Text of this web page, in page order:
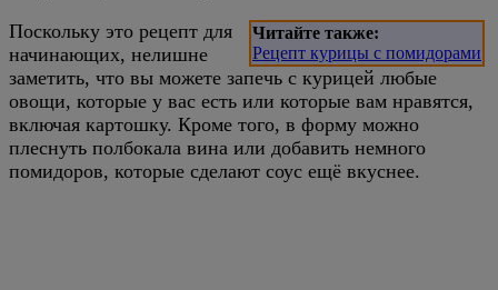
Читайте также:
Рецепт курицы с помидорами
Поскольку это рецепт для
начинающих, нелишне
заметить, что вы можете запечь с курицей любые
овощи, которые у вас есть или которые вам нравятся,
включая картошку. Кроме того, в форму можно
плеснуть полбокала вина или добавить немного
помидоров, которые сделают соус ещё вкуснее.